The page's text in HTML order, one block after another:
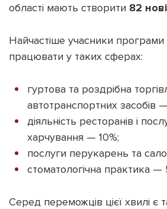
області мають створити 82
Найчастіше учасники
працювати у таких сферах:
гуртова та роздрібна
автотранспортних засобів
діяльність ресторанів і
харчування — 10%;
послуги перукарень та
стоматологічна практика —
Серед переможців цієї хвилі є